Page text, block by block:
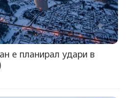
е планирал удари в